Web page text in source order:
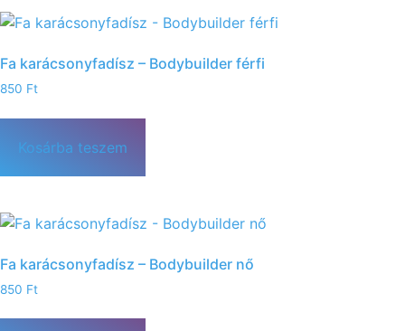
Fa karácsonyfadísz – Bodybuilder férfi
850 Ft
Kosárba teszem
Fa karácsonyfadísz – Bodybuilder nő
850 Ft